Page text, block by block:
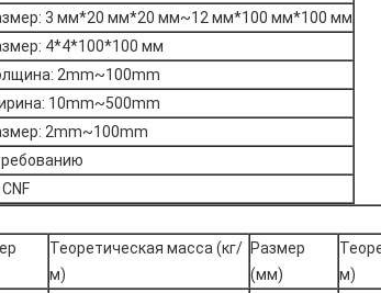
3 мм*20 мм*20 мм~12 мм*100 мм*100 мм
4*4*100*100 мм
2mm~100mm
10mm~500mm
2mm~100mm
Теоретическая масса (кг/
м)
Размер
(мм)
м)